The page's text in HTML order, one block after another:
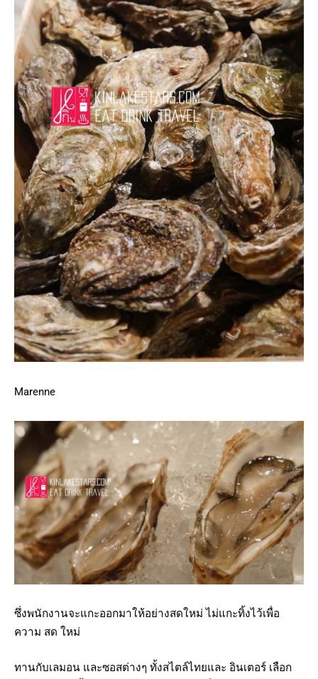
Marenne
ซึ่งพนักงานจะแกะออกมาให้อย่างสดใหม่ ไม่แกะทิ้งไว้เพื่อ
ความ สด ใหม่
ทานกับเลมอน และซอสต่างๆ ทั้งสไตล์ไทยและ อินเตอร์ เลือก